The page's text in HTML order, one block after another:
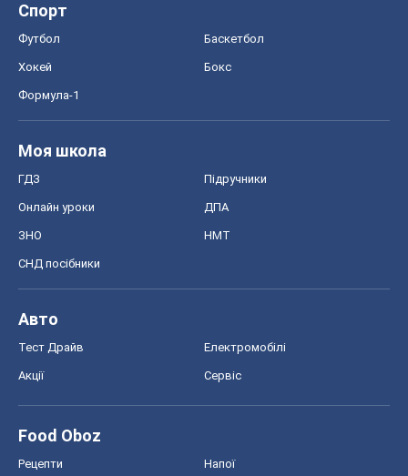
Спорт
Футбол Баскетбол
Хокей Бокс
Формула-1
Моя школа
ГДЗ Підручники
Онлайн уроки ДПА
ЗНО НМТ
СНД посібники
Авто
Тест Драйв Електромобілі
Акції Сервіс
Food Oboz
Рецепти Напої